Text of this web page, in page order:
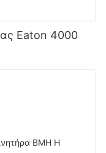
Eaton 4000